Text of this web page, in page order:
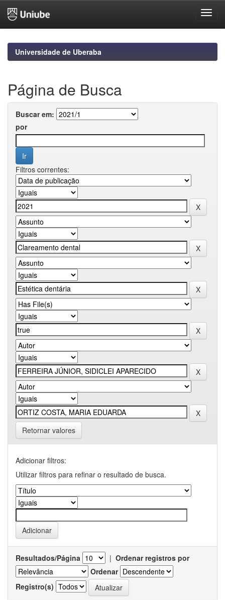
navigationUniversidade de Uberaba
Página de Busca
Buscar em:
por
Filtros correntes:
Retornar valores
Adicionar filtros:
Utilizar filtros para refinar o resultado de busca.
Resultados/Página | Ordenar registros por
Ordenar
Registro(s)